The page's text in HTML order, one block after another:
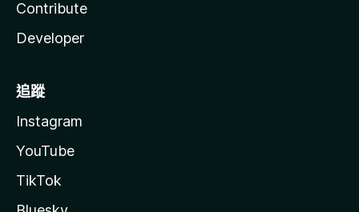
Contribute
Developer
追蹤
Instagram
YouTube
TikTok